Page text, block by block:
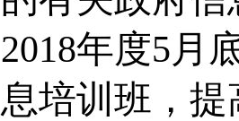
2018年度5月
息培训班，